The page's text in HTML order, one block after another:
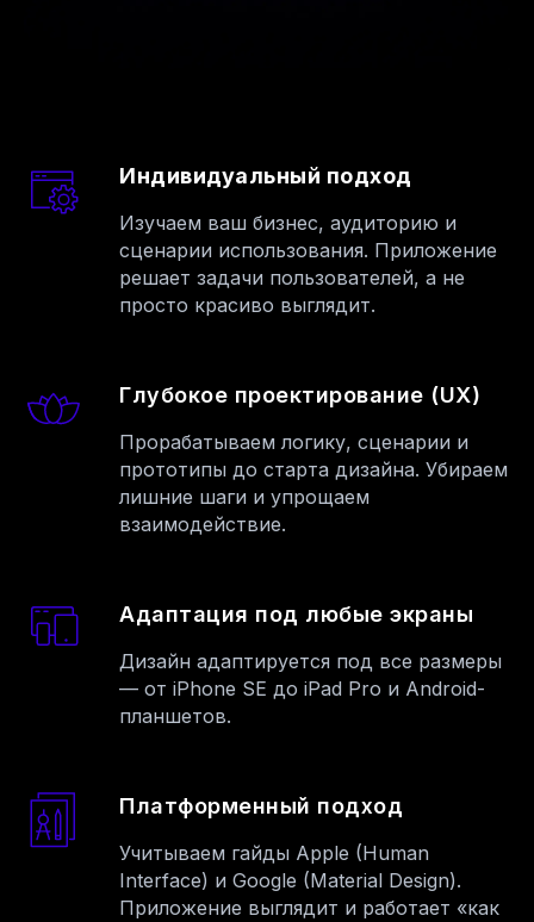
Индивидуальный подход
Изучаем ваш бизнес, аудиторию и
сценарии использования. Приложение
решает задачи пользователей, а не
просто красиво выглядит.
Глубокое проектирование (UX)
Прорабатываем логику, сценарии и
прототипы до старта дизайна. Убираем
лишние шаги и упрощаем
взаимодействие.
Адаптация под любые экраны
Дизайн адаптируется под все размеры
— от iPhone SE до iPad Pro и Android-
планшетов.
Платформенный подход
Учитываем гайды Apple (Human
Interface) и Google (Material Design).
Приложение выглядит и работает «как